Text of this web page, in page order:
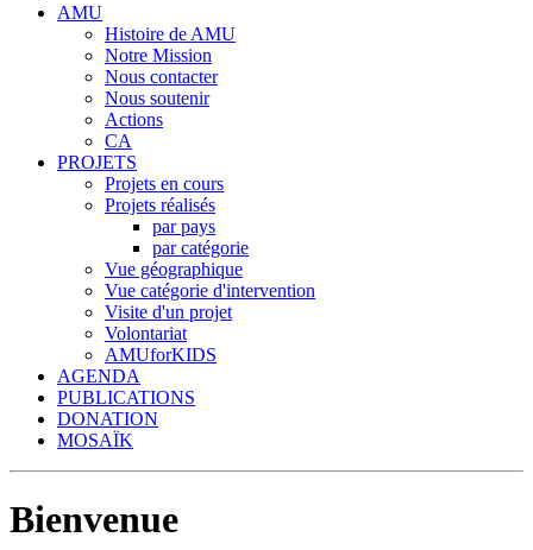
AMU
Histoire de AMU
Notre Mission
Nous contacter
Nous soutenir
Actions
CA
PROJETS
Projets en cours
Projets réalisés
par pays
par catégorie
Vue géographique
Vue catégorie d'intervention
Visite d'un projet
Volontariat
AMUforKIDS
AGENDA
PUBLICATIONS
DONATION
MOSAÏK
Bienvenue